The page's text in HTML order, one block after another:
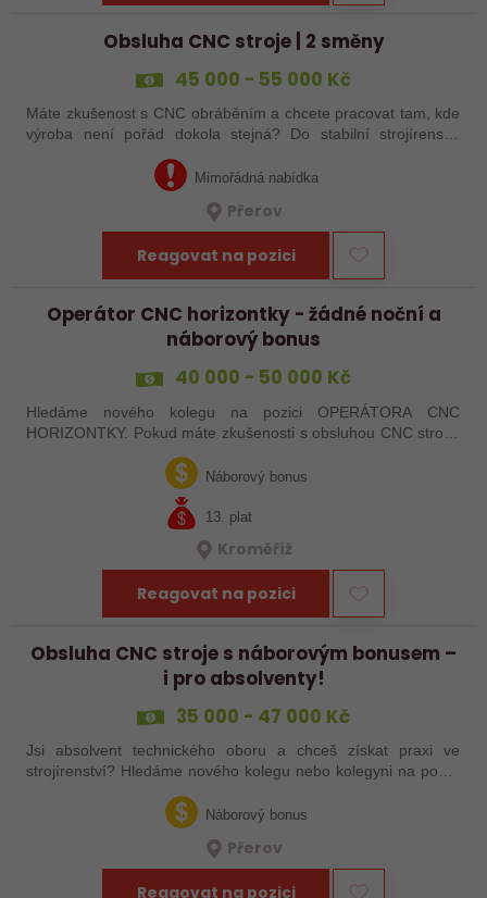
Obsluha CNC stroje | 2 směny
45 000 - 55 000 Kč
Máte zkušenost s CNC obráběním a chcete pracovat tam, kde
výroba není pořád dokola stejná? Do stabilní strojírenské
zakázkovou výrobu. Čeká Vás…Mimořádná nabídka
Přerov
Reagovat na pozici
Operátor CNC horizontky - žádné noční a
náborový bonus
40 000 - 50 000 Kč
Hledáme nového kolegu na pozici OPERÁTORA CNC
HORIZONTKY. Pokud máte zkušenosti s obsluhou CNC strojů,
orientujete se ve výkresové dokumentaci a máte chuť naučit se
něco nového, pak jste ideálním…Náborový bonus
13. plat
Kroměříž
Reagovat na pozici
Obsluha CNC stroje s náborovým bonusem –
i pro absolventy!
35 000 - 47 000 Kč
Jsi absolvent technického oboru a chceš získat praxi ve
strojírenství? Hledáme nového kolegu nebo kolegyni na pozici
obsluhy strojů – pokud tě láká práce ve výrobě, kde se něco
skutečně tvoří, rádi…
Náborový bonus
Přerov
Reagovat na pozici